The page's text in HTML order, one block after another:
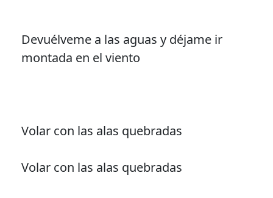
Devuélveme a las aguas y déjame ir
montada en el viento
Volar con las alas quebradas
Volar con las alas quebradas